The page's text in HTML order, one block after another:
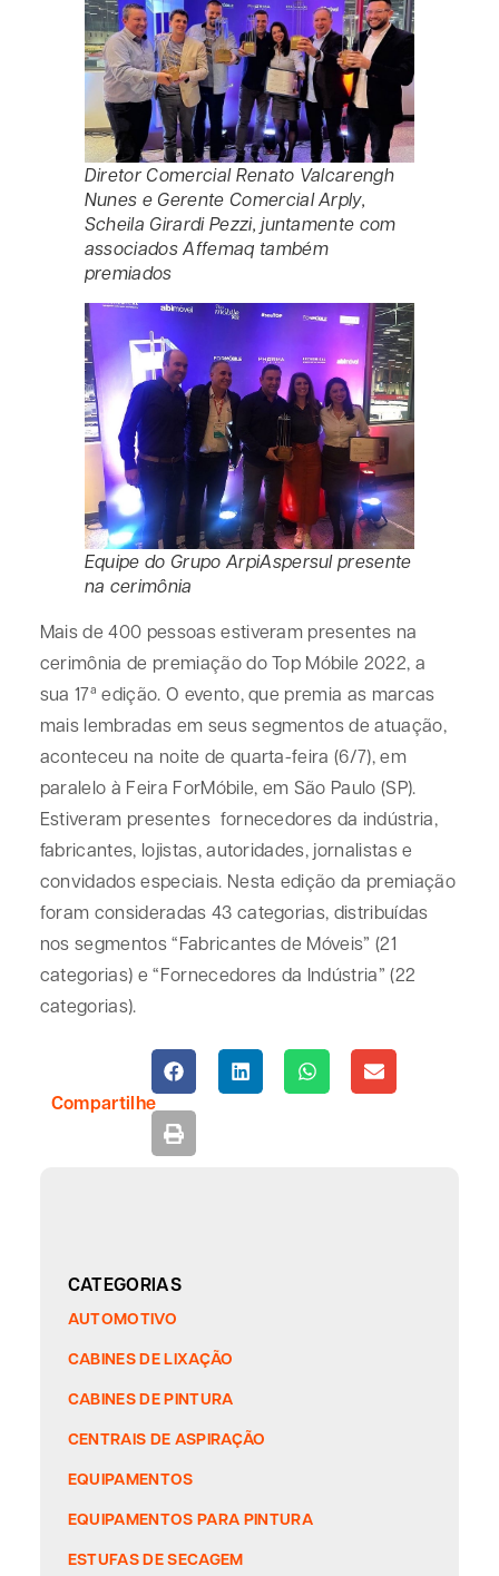
Diretor Comercial Renato Valcarengh
Nunes e Gerente Comercial Arply,
Scheila Girardi Pezzi, juntamente com
associados Affemaq também
premiados
Equipe do Grupo ArpiAspersul presente
na cerimônia
Mais de 400 pessoas estiveram presentes na
cerimônia de premiação do Top Móbile 2022, a
sua 17ª edição. O evento, que premia as marcas
mais lembradas em seus segmentos de atuação,
aconteceu na noite de quarta-feira (6/7), em
paralelo à Feira ForMóbile, em São Paulo (SP).
Estiveram presentes fornecedores da indústria,
fabricantes, lojistas, autoridades, jornalistas e
convidados especiais. Nesta edição da premiação
foram consideradas 43 categorias, distribuídas
nos segmentos “Fabricantes de Móveis” (21
categorias) e “Fornecedores da Indústria” (22
categorias).
Compartilhe
CATEGORIAS
AUTOMOTIVO
CABINES DE LIXAÇÃO
CABINES DE PINTURA
CENTRAIS DE ASPIRAÇÃO
EQUIPAMENTOS
EQUIPAMENTOS PARA PINTURA
ESTUFAS DE SECAGEM